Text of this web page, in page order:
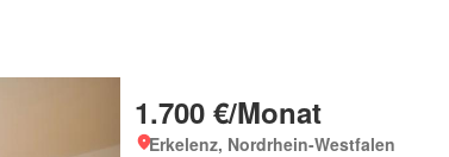
1.700 €/Monat
Erkelenz, Nordrhein-Westfalen